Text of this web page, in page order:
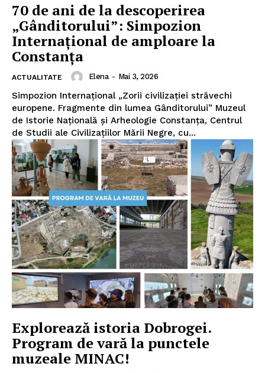
70 de ani de la descoperirea
„Gânditorului”: Simpozion
Internațional de amploare la
Constanța
ACTUALITATE Elena - Mai 3, 2026
Simpozion Internațional „Zorii civilizației străvechi
europene. Fragmente din lumea Gânditorului” Muzeul
de Istorie Națională și Arheologie Constanța, Centrul
de Studii ale Civilizațiilor Mării Negre, cu...
Explorează istoria Dobrogei.
Program de vară la punctele
muzeale MINAC!